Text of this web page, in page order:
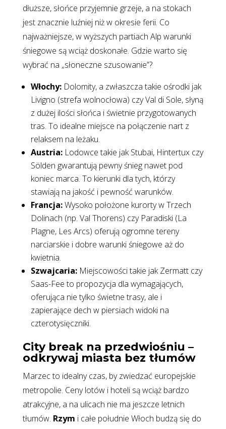
dłuższe, słońce przyjemnie grzeje, a na stokach
jest znacznie luźniej niż w okresie ferii. Co
najważniejsze, w wyższych partiach Alp warunki
śniegowe są wciąż doskonałe. Gdzie warto się
wybrać na „słoneczne szusowanie”?
Włochy:Dolomity, a zwłaszcza takie ośrodki jak
Livigno (strefa wolnocłowa) czy Val di Sole, słyną
z dużej ilości słońca i świetnie przygotowanych
tras. To idealne miejsce na połączenie nart z
relaksem na leżaku.
Austria:Lodowce takie jak Stubai, Hintertux czy
Sölden gwarantują pewny śnieg nawet pod
koniec marca. To kierunki dla tych, którzy
stawiają na jakość i pewność warunków.
Francja:Wysoko położone kurorty w Trzech
Dolinach (np. Val Thorens) czy Paradiski (La
Plagne, Les Arcs) oferują ogromne tereny
narciarskie i dobre warunki śniegowe aż do
kwietnia.
Szwajcaria:Miejscowości takie jak Zermatt czy
Saas-Fee to propozycja dla wymagających,
oferująca nie tylko świetne trasy, ale i
zapierające dech w piersiach widoki na
czterotysięczniki.
City break na przedwiośniu –
odkrywaj miasta bez tłumów
Marzec to idealny czas, by zwiedzać europejskie
metropolie. Ceny lotów i hoteli są wciąż bardzo
atrakcyjne, a na ulicach nie ma jeszcze letnich
tłumów. Rzym i całe południe Włoch budzą się do